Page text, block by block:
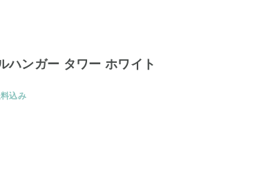
ハンガー タワー ホワイト
込み